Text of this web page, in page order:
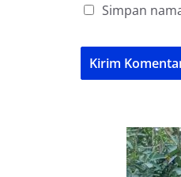
Simpan